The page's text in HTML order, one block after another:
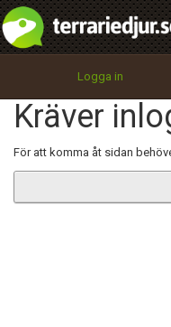
Logga in
Kräver
För att komma åt sidan
integritetspolicy
Namn:
Epost:
Begär nytt lösenord